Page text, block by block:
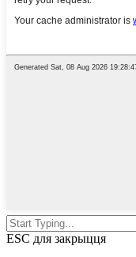
ESC для закрыцця